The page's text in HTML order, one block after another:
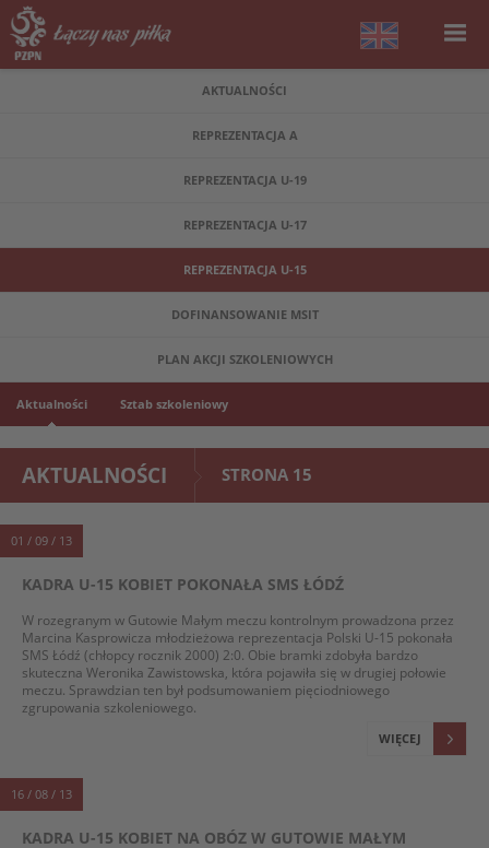
AKTUALNOŚCI
REPREZENTACJA A
REPREZENTACJA U-19
REPREZENTACJA U-17
REPREZENTACJA U-15
DOFINANSOWANIE MSIT
PLAN AKCJI SZKOLENIOWYCH
Aktualności Sztab szkoleniowy
AKTUALNOŚCI STRONA 15
01 / 09 / 13
KADRA U-15 KOBIET POKONAŁA SMS ŁÓDŹ
W rozegranym w Gutowie Małym meczu kontrolnym prowadzona przez
Marcina Kasprowicza młodzieżowa reprezentacja Polski U-15 pokonała
SMS Łódź (chłopcy rocznik 2000) 2:0. Obie bramki zdobyła bardzo
skuteczna Weronika Zawistowska, która pojawiła się w drugiej połowie
meczu. Sprawdzian ten był podsumowaniem pięciodniowego
zgrupowania szkoleniowego.
WIĘCEJ
16 / 08 / 13
KADRA U-15 KOBIET NA OBÓZ W GUTOWIE MAŁYM